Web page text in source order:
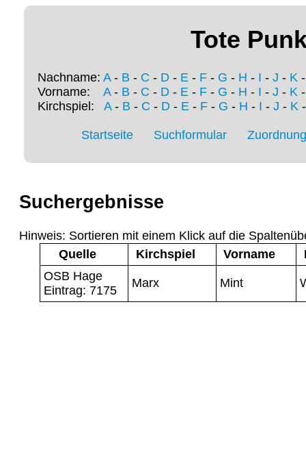
Tote
Nachname: A- B - C - D - E - F - G - H - I - J - K
Vorname: A- B - C - D - E - F - G - H - I - J - K
Kirchspiel: A- B - C - D- E- F- G - H - I - J - K
Startseite Suchformular
Suchergebnisse
Hinweis: Sortieren mit einem Klick auf die
Quelle
Kirchspiel Vorname
OSB Hage
Eintrag: 7175
Marx Mint